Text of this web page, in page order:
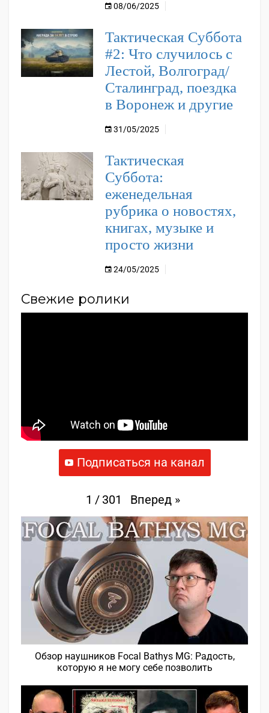
08/06/2025
Тактическая Суббота
#2: Что случилось с
Лестой, Волгоград/
Сталинград, поездка
в Воронеж и другие
31/05/2025
Тактическая
Суббота:
еженедельная
рубрика о новостях,
книгах, музыке и
просто жизни
24/05/2025
Свежие ролики
Подписаться на канал
1 / 301 Вперед »
Обзор наушников Focal Bathys MG: Радость,
которую я не могу себе позволить